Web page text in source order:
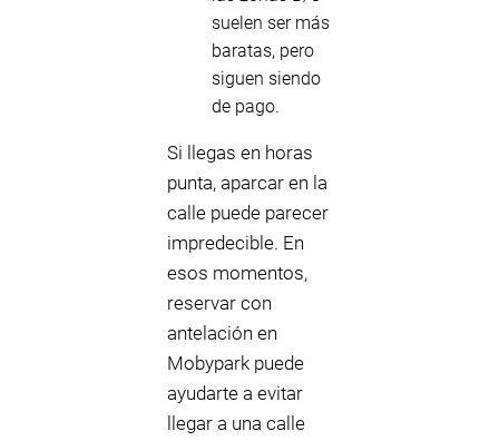
suelen ser más
baratas, pero
siguen siendo
de pago.
Si llegas en horas
punta, aparcar en la
calle puede parecer
impredecible. En
esos momentos,
reservar con
antelación en
Mobypark puede
ayudarte a evitar
llegar a una calle